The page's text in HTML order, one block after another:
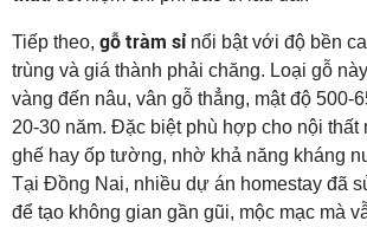
Tiếp theo, gỗ tràm sỉnổi bật với độ bền
trùng và giá thành phải chăng. Loại gỗ
vàng đến nâu, vân gỗ thẳng, mật độ 500-
20-30 năm. Đặc biệt phù hợp cho nội thất
ghế hay ốp tường, nhờ khả năng kháng
Tại Đồng Nai, nhiều dự án homestay đã
để tạo không gian gần gũi, mộc mạc mà